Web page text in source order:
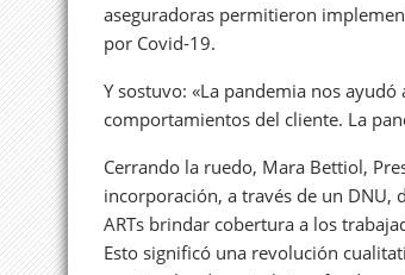
aseguradoras permitieron
por Covid-19.
Y sostuvo: «La pandemia nos
comportamientos del cliente. La
Cerrando la ruedo, Mara Bettiol,
incorporación, a través de un DNU,
ARTs brindar cobertura a los
Esto significó una revolución